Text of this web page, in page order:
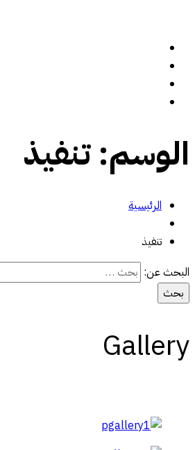
الوسم:تنفيذ
الرئيسية
تنفيذ
البحث عن:
Gallery